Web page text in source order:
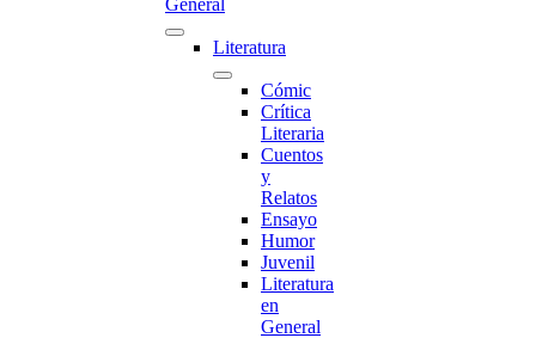
General
Literatura
Cómic
Crítica
Literaria
Cuentos
y
Relatos
Ensayo
Humor
Juvenil
Literatura
en
General